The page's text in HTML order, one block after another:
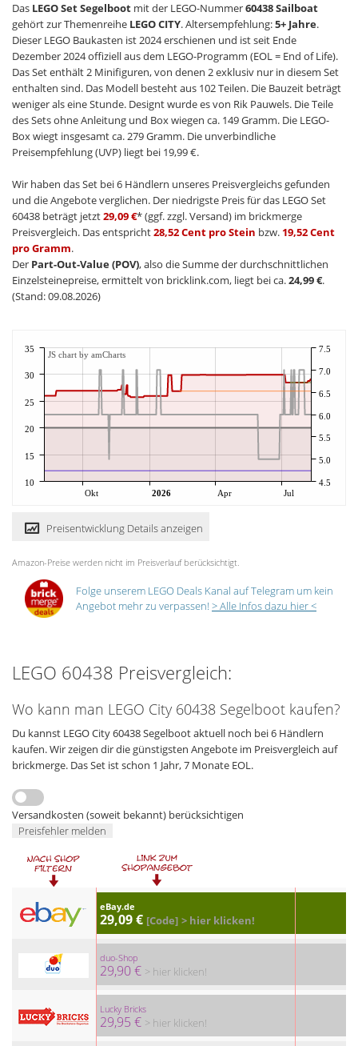
Das LEGO Set Segelboot mit der LEGO-Nummer60438 Sailboat
gehört zur Themenreihe LEGO CITY. Altersempfehlung:5+ Jahre.
Dieser LEGO Baukasten ist 2024 erschienen und ist seit Ende
Dezember 2024 offiziell aus dem LEGO-Programm (EOL = End of Life).
Das Set enthält 2 Minifiguren, von denen 2 exklusiv nur in diesem Set
enthalten sind. Das Modell besteht aus 102 Teilen. Die Bauzeit beträgt
weniger als eine Stunde. Designt wurde es von Rik Pauwels. Die Teile
des Sets ohne Anleitung und Box wiegen ca. 149 Gramm. Die LEGO-
Box wiegt insgesamt ca. 279 Gramm. Die unverbindliche
Preisempfehlung (UVP) liegt bei 19,99 €.
Wir haben das Set bei 6 Händlern unseres Preisvergleichs gefunden
und die Angebote verglichen. Der niedrigste Preis für das LEGO Set
60438 beträgt jetzt29,09 €* (ggf. zzgl. Versand) im brickmerge
Preisvergleich. Das entspricht28,52 Cent pro Stein bzw. 19,52 Cent
pro Gramm.
Der Part-Out-Value (POV), also die Summe der durchschnittlichen
Einzelsteinepreise, ermittelt von bricklink.com, liegt bei ca.24,99 €.
(Stand: 09.08.2026)
Okt 2026 Apr Jul
10
15
20
25
30
35
4.5
5.0
5.5
6.0
6.5
7.0
7.5
JS chart by amCharts
Preisentwicklung Details anzeigen
Amazon-Preise werden nicht im Preisverlauf berücksichtigt.
Folge unserem LEGO Deals Kanal auf Telegram um kein
Angebot mehr zu verpassen! > Alle Infos dazu hier <
LEGO 60438 Preisvergleich:
Wo kann man LEGO City 60438 Segelboot kaufen?
Du kannst LEGO City 60438 Segelboot aktuell noch bei 6 Händlern
kaufen. Wir zeigen dir die günstigsten Angebote im Preisvergleich auf
brickmerge. Das Set ist schon 1 Jahr, 7 Monate EOL.
Versandkosten (soweit bekannt) berücksichtigen
Preisfehler melden
eBay.de
29,09 € [Code] > hier klicken!
duo-Shop
29,90 € > hier klicken!
Lucky Bricks
29,95 € > hier klicken!